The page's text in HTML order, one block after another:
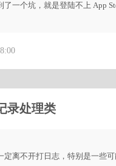
了一个坑，就是登陆不上 App
录处理类
定离不开打日志，特别是一些